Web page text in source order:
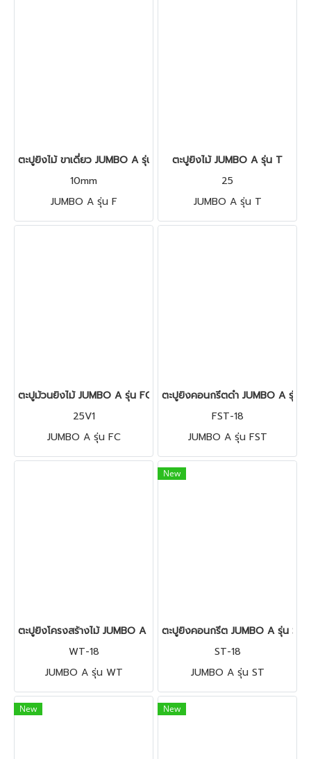
ตะปูยิงไม้ ขาเดี่ยว JUMBO A รุ่น F
10mm
JUMBO A รุ่น F
ตะปูยิงไม้ JUMBO A รุ่น T
25
JUMBO A รุ่น T
ตะปูม้วนยิงไม้ JUMBO A รุ่น FC
25V1
JUMBO A รุ่น FC
ตะปูยิงคอนกรีตดำ JUMBO A รุ่น
FST-18
JUMBO A รุ่น FST
ตะปูยิงโครงสร้างไม้ JUMBO A รุ่น WT
WT-18
JUMBO A รุ่น WT
New
ตะปูยิงคอนกรีต JUMBO A รุ่น ST
ST-18
JUMBO A รุ่น ST
New New